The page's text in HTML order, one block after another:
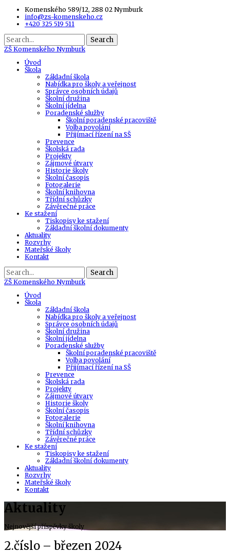
Komenského 589/12, 288 02 Nymburk
info@zs-komenskeho.cz
+420 325 519 511
Search
ZŠ Komenského Nymburk
Úvod
Škola
Základní škola
Nabídka pro školy a veřejnost
Správce osobních údajů
Školní družina
Školní jídelna
Poradenské služby
Školní poradenské pracoviště
Volba povolání
Přijímací řízení na SŠ
Prevence
Školská rada
Projekty
Zájmové útvary
Historie školy
Školní časopis
Fotogalerie
Školní knihovna
Třídní schůzky
Závěrečné práce
Ke stažení
Tiskopisy ke stažení
Základní školní dokumenty
Aktuality
Rozvrhy
Mateřské školy
Kontakt
Search
ZŠ Komenského Nymburk
Úvod
Škola
Základní škola
Nabídka pro školy a veřejnost
Správce osobních údajů
Školní družina
Školní jídelna
Poradenské služby
Školní poradenské pracoviště
Volba povolání
Přijímací řízení na SŠ
Prevence
Školská rada
Projekty
Zájmové útvary
Historie školy
Školní časopis
Fotogalerie
Školní knihovna
Třídní schůzky
Závěrečné práce
Ke stažení
Tiskopisy ke stažení
Základní školní dokumenty
Aktuality
Rozvrhy
Mateřské školy
Kontakt
Aktuality
Nejnovější příspěvky školy
2.číslo – březen 2024